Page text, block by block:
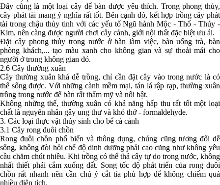
Đây cũng là một loại cây để bàn được yêu thích. Trong phong thủy,
cây phát tài mang ý nghĩa rất tốt. Bên cạnh đó, kết hợp trồng cây phát
tài trong chậu thủy tinh với các yếu tố Ngũ hành Mộc - Thổ - Thủy -
Kim, nên càng được người chơi cây cảnh, giới nội thất đặc biệt ưu ái.
Đặt cây phong thủy trong nước ở bàn làm việc, bàn uống trà, bàn
phòng khách,... tạo màu xanh cho không gian và sự thoải mái cho
người ở trong không gian đó.
2.6 Cây thường xuân
Cây thường xuân khá dễ trồng, chỉ cần đặt cây vào trong nước là có
thể sống được. Với những cành mềm mại, tán lá rập rạp, thường xuân
trồng trong nước để bàn rất thẩm mỹ và nổi bật.
Không những thế, thường xuân có khả năng hấp thu rất tốt một loại
chất là nguyên nhân gây ung thư và khó thở - formaldehyde.
3. Các loại thực vật thủy sinh cho bể cá cảnh
3.1 Cây rong đuôi chồn
Rong đuôi chồn phổ biến và thông dụng, chúng cũng tương đối dễ
sống, không đòi hỏi chế độ dinh dưỡng phải cao cũng như không yêu
cầu chăm chút nhiều. Khi trồng có thể thả cây tự do trong nước, không
nhất thiết phải cắm xuống đất. Song tốc độ phát triển của rong đuôi
chồn rất nhanh nên cần chú ý cắt tỉa phù hợp để không chiếm quá
nhiều diện tích.